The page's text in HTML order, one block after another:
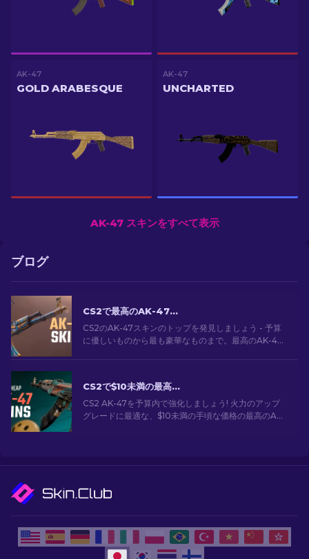
AK-47
GOLD ARABESQUE
AK-47
UNCHARTED
AK-47 スキンをすべて表示
ブログ
CS2で最高のAK-47スキン: 安価から高価まで
CS2のAK-47スキンのトップを発見しましょう - 予算
に優しいものから最も豪華なものまで。最高のAK-47
CS2で$10未満の最高に安いAK-47スキン
CS2 AK-47を予算内で強化しましょう! 火力のアップ
グレードに最適な、$10未満の手頃な価格の最高のAK-